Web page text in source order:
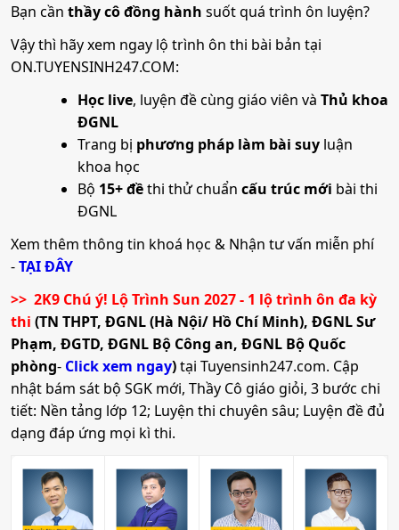
học Kinh Bắc
Thí sinh gửi chuyển phát nhanh hồ sơ qua bưu điện về
địa chỉ: Trung tâm Tuyển sinh và Hợp tác doanh nghiệp
Trường Đại học Kinh Bắc – phố Phúc Sơn, phường Vũ
Ninh, TP Bắc Ninh
Đăng ký trên Website của Nhà trường:
https://truongdaihockinhbac.edu.vn
Quy trình xét tuyển
Bước 1:Thí sinh gửi hồ sơ đăng ký xét tuyển về Trường
Đại học Kinh Bắc
Bước 2: Tổng hợp hồ sơ của thí sinh đăng ký
Bước 3: Nhập dữ liệu, thống kê các điều kiện xét tuyển
(cập nhật dữ liệu lên hệ thống của Bộ Giáo dục và Đào tạo
và của Nhà trường)
Bước 4: Họp Hội đồng tuyển sinh, xét tuyển thí sinh
theo danh sách đăng ký nguyện vọng vào Trường Đại
Bước 5:Tổng hợp và công bố kết quả xét tuyển
Bước 6:Thông báo kết quả xét tuyển và gửi Giấy báo
Bạn cần thầy cô đồng hành suốt quá trình ôn luyện?
Vậy thì hãy xem ngay lộ trình ôn thi bài bản tại
ON.TUYENSINH247.COM:
Học live, luyện đề cùng giáo viên và Thủ khoa
ĐGNL
Trang bị phương pháp làm bài suy luận
khoa học
Bộ 15+ đềthi thử chuẩn cấu trúc mới bài thi
ĐGNL
Xem thêm thông tin khoá học & Nhận tư vấn miễn phí
-TẠI ĐÂY
>> 2K9 Chú ý! Lộ Trình Sun 2027 - 1 lộ trình ôn đa kỳ
thi (TN THPT, ĐGNL (Hà Nội/ Hồ Chí Minh), ĐGNL Sư
Phạm, ĐGTD, ĐGNL Bộ Công an, ĐGNL Bộ Quốc
phòng- Click xem ngay)tại Tuyensinh247.com. Cập
nhật bám sát bộ SGK mới, Thầy Cô giáo giỏi, 3 bước chi
tiết: Nền tảng lớp 12; Luyện thi chuyên sâu; Luyện đề đủ
dạng đáp ứng mọi kì thi.